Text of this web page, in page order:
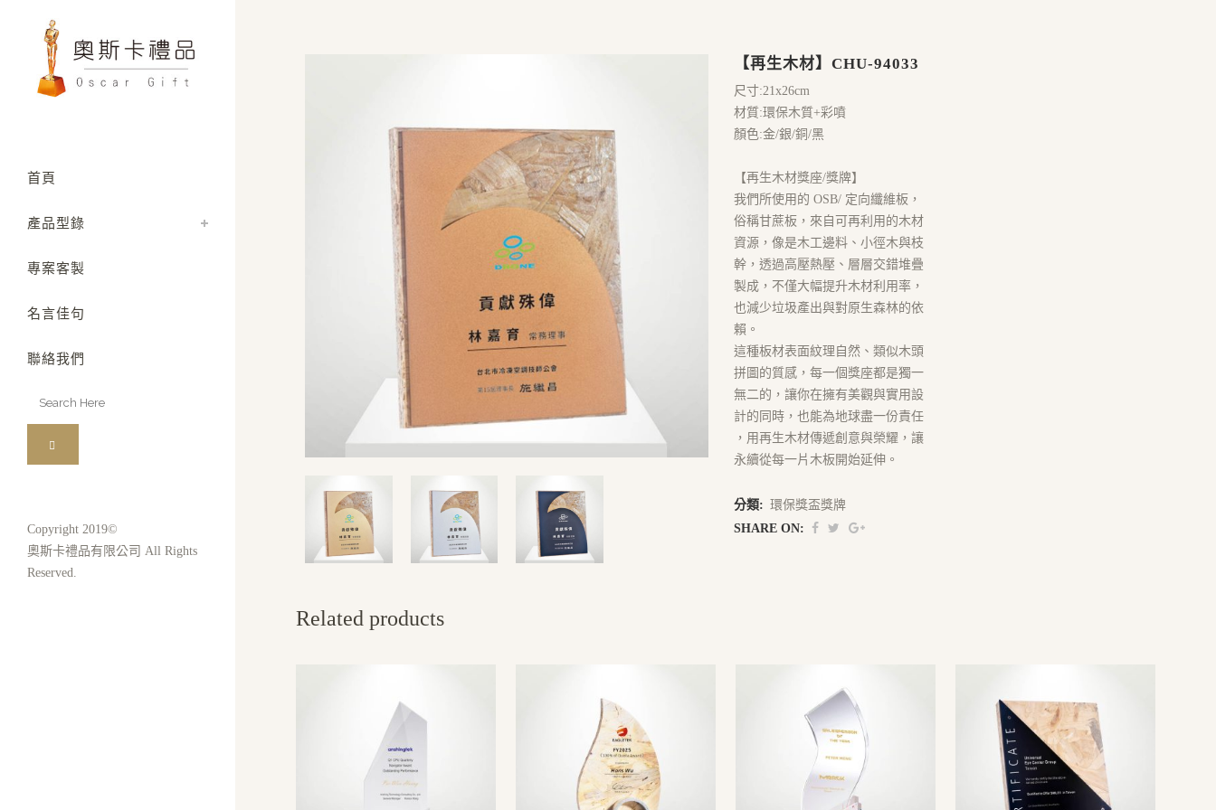
首頁
產品型錄
專案客製
名言佳句
聯絡我們
Copyright 2019©
奧斯卡禮品有限公司 All Rights
Reserved.
【再生木材】CHU-94033
尺寸:21x26cm
材質:環保木質+彩噴
顏色:金/銀/銅/黑
【再生木材獎座/獎牌】
我們所使用的 OSB/ 定向纖維板，
俗稱甘蔗板，來自可再利用的木材
資源，像是木工邊料、小徑木與枝
幹，透過高壓熱壓、層層交錯堆疊
製成，不僅大幅提升木材利用率，
也減少垃圾產出與對原生森林的依
賴。
這種板材表面紋理自然、類似木頭
拼圖的質感，每一個獎座都是獨一
無二的，讓你在擁有美觀與實用設
計的同時，也能為地球盡一份責任
，用再生木材傳遞創意與榮耀，讓
永續從每一片木板開始延伸。
分類: 環保獎盃獎牌
SHARE ON:
Related products